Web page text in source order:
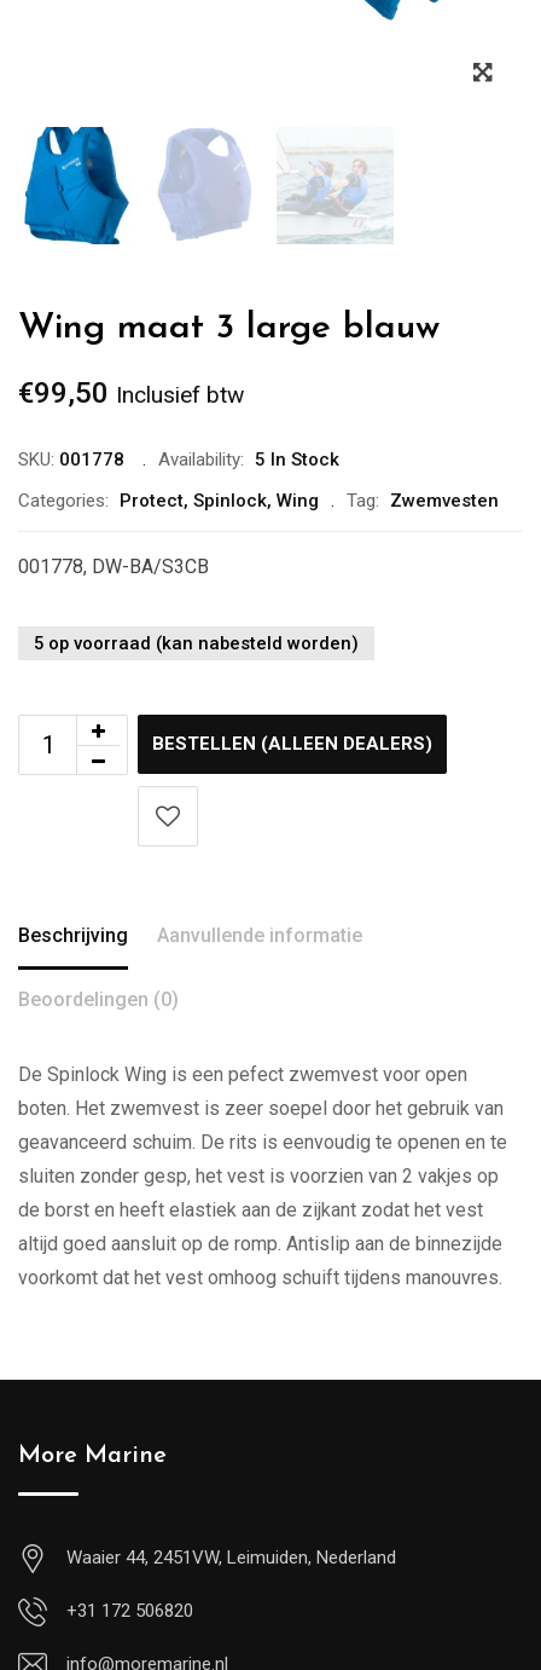
Wing maat 3 large blauw
€99,50 Inclusief btw
SKU: 001778 Availability: 5 In Stock
Categories:
Protect, Spinlock, Wing Tag: Zwemvesten
001778, DW-BA/S3CB
5 op voorraad (kan nabesteld worden)
BESTELLEN (ALLEEN DEALERS)
Beschrijving Aanvullende informatie
Beoordelingen (0)
De Spinlock Wing is een pefect zwemvest voor open
boten. Het zwemvest is zeer soepel door het gebruik van
geavanceerd schuim. De rits is eenvoudig te openen en te
sluiten zonder gesp, het vest is voorzien van 2 vakjes op
de borst en heeft elastiek aan de zijkant zodat het vest
altijd goed aansluit op de romp. Antislip aan de binnezijde
voorkomt dat het vest omhoog schuift tijdens manouvres.
More Marine
Waaier 44, 2451VW, Leimuiden, Nederland
+31 172 506820
info@moremarine.nl